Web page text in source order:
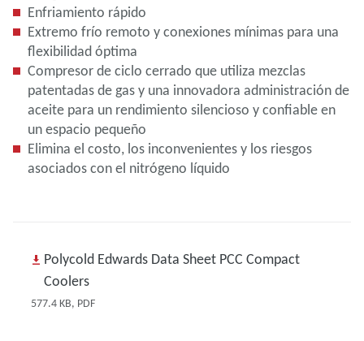
Enfriamiento rápido
Extremo frío remoto y conexiones mínimas para una
flexibilidad óptima
Compresor de ciclo cerrado que utiliza mezclas
patentadas de gas y una innovadora administración de
aceite para un rendimiento silencioso y confiable en
un espacio pequeño
Elimina el costo, los inconvenientes y los riesgos
asociados con el nitrógeno líquido
Polycold Edwards Data Sheet PCC Compact
Coolers
577.4 KB, PDF